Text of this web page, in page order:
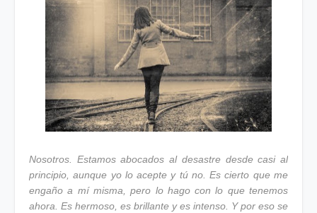
Nosotros. Estamos abocados al desastre desde casi al
principio, aunque yo lo acepte y tú no. Es cierto que me
engaño a mí misma, pero lo hago con lo que tenemos
ahora. Es hermoso, es brillante y es intenso. Y por eso se